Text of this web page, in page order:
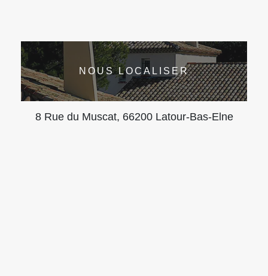
NOUS LOCALISER
8 Rue du Muscat, 66200 Latour-Bas-Elne